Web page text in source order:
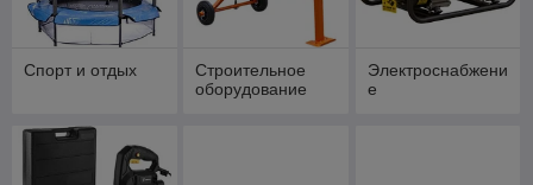
Спорт и отдых
Строительное
оборудование
Электроснабжени
е